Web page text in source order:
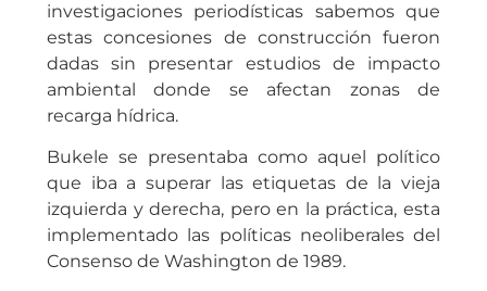
investigaciones periodísticas sabemos que
estas concesiones de construcción fueron
dadas sin presentar estudios de impacto
ambiental donde se afectan zonas de
recarga hídrica.
Bukele se presentaba como aquel político
que iba a superar las etiquetas de la vieja
izquierda y derecha, pero en la práctica, esta
implementado las políticas neoliberales del
Consenso de Washington de 1989.